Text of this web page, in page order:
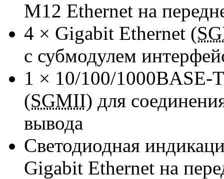
M12 Ethernet на
4 × Gigabit Ethernet (
с субмодулем
1 × 10/100/1000BASE-T
(SGMII) для
вывода
Светодиодная
Gigabit Ethernet на